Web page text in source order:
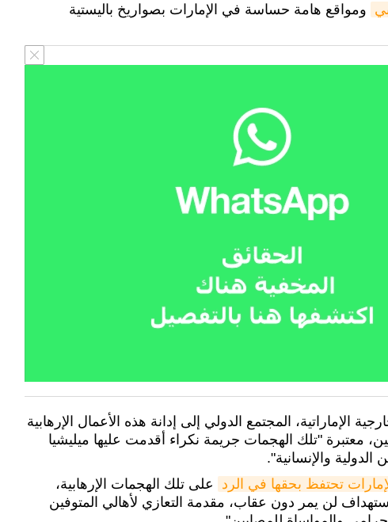
ومواقع هامة حساسة في الإمارات بصواريخ باليستية
الإماراتية، المجتمع الدولي إلى إدانة هذه الأعمال الإرهابية
معتبرة "تلك الهجمات جريمة نكراء أقدمت عليها ميليشيا
الدولية والإنسانية".
تحتفظ بحقها في الرد
على تلك الهجمات الإرهابية،
لن يمر دون عقاب، مقدمة التعازي لأهالي المتوفين